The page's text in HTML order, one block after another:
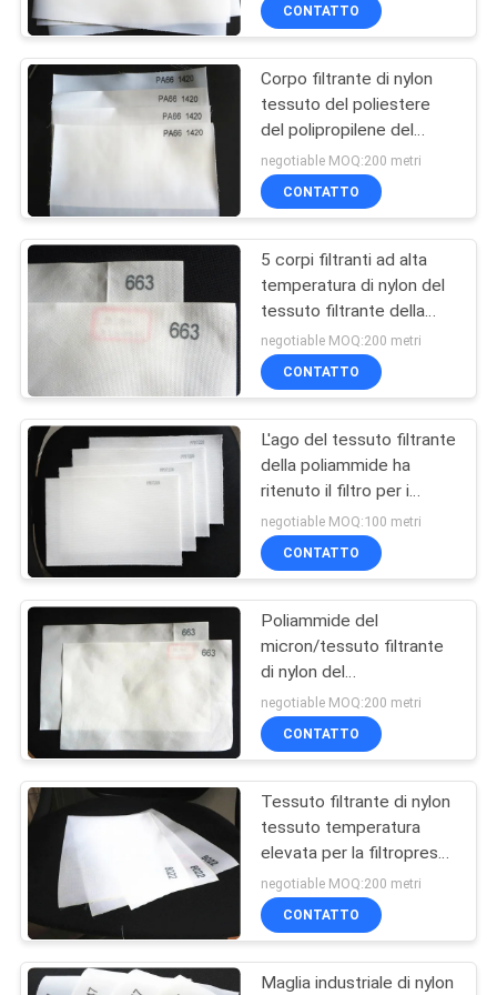
CONTROLLO
DI
QUALITÀ
CONTATTICI
RICHIEDA
UNA
CITAZIONE
MAPPA
DEL
SITO
PRIVACY
POLICY
Tessuto filtrante del
micron
Accessori filtro
pressa
Sacchetto filtro
industriale
92
Maglia del filtro dal
micron
44
CONTATTO
Corpo filtrante di nylon
tessuto del poliestere
del polipropilene del
tessuto filtrante della
poliammide del
monofilamento
negotiable MOQ:200 metri
CONTATTO
5 corpi filtranti ad alta
temperatura di nylon del
tessuto filtrante della
poliammide del micron
per liquido
negotiable MOQ:200 metri
CONTATTO
L'ago del tessuto filtrante
della poliammide ha
ritenuto il filtro per i
sacchetti filtro del
collettore di polveri
negotiable MOQ:100 metri
CONTATTO
Poliammide del
micron/tessuto filtrante
di nylon del
monofilamento del
multifilamento del
tessuto filtrante
negotiable MOQ:200 metri
CONTATTO
Tessuto filtrante di nylon
tessuto temperatura
elevata per la filtropressa
struttura/del disco
negotiable MOQ:200 metri
CONTATTO
Maglia industriale di nylon